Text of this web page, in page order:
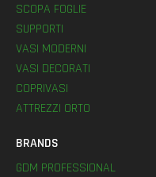
SCOPA FOGLIE
SUPPORTI
VASI MODERNI
VASI DECORATI
COPRIVASI
ATTREZZI ORTO
BRANDS
GDM PROFESSIONAL